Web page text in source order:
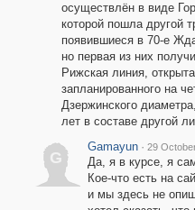
осуществлён в виде
которой пошла другой
появившиеся в 70-е
но первая из них
Рижская линия,
запланированного на
Дзержинского
лет в составе другой
G
Gamayun · 29
Да, я в курсе, я
Кое-что есть на
и мы здесь не